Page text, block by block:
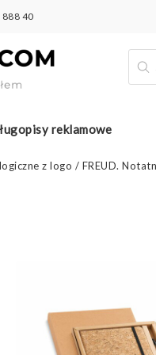
888 40
reklamowe
z logo / FREUD.